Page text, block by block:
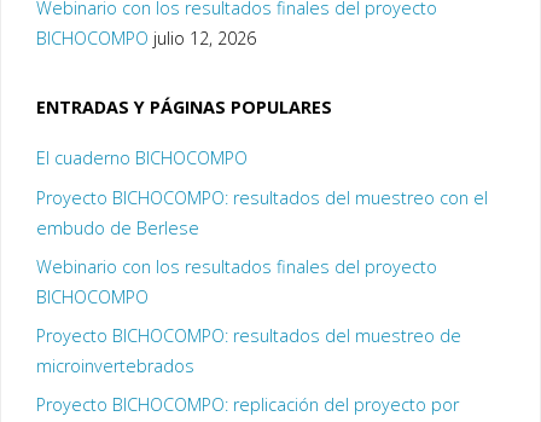
Webinario con los resultados finales del proyecto
BICHOCOMPO julio 12, 2026
ENTRADAS Y PÁGINAS POPULARES
El cuaderno BICHOCOMPO
Proyecto BICHOCOMPO: resultados del muestreo con el
embudo de Berlese
Webinario con los resultados finales del proyecto
BICHOCOMPO
Proyecto BICHOCOMPO: resultados del muestreo de
microinvertebrados
Proyecto BICHOCOMPO: replicación del proyecto por